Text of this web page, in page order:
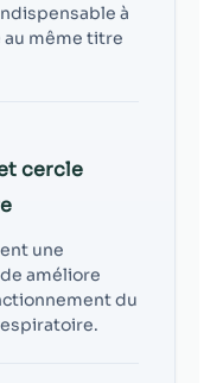
à
au même titre
cercle
une
améliore
du